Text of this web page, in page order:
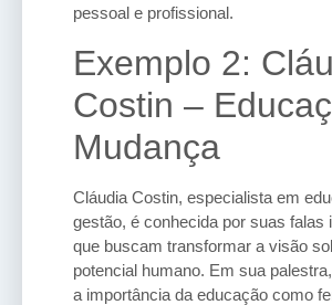
pessoal e profissional.
Exemplo 2:
Costin –
Mudança
Cláudia Costin, especialista em
gestão, é conhecida por suas falas
que buscam transformar a visão
potencial humano. Em sua
a importância da educação como